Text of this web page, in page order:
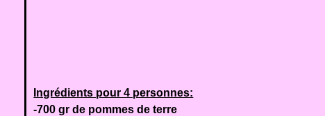
Ingrédients pour 4 personnes:
-700 gr de pommes de terre